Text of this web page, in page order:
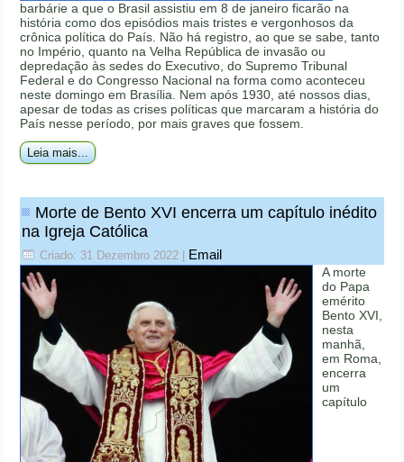
barbárie a que o Brasil assistiu em 8 de janeiro ficarão na
história como dos episódios mais tristes e vergonhosos da
crônica política do País. Não há registro, ao que se sabe, tanto
no Império, quanto na Velha República de invasão ou
depredação às sedes do Executivo, do Supremo Tribunal
Federal e do Congresso Nacional na forma como aconteceu
neste domingo em Brasília. Nem após 1930, até nossos dias,
apesar de todas as crises políticas que marcaram a história do
País nesse período, por mais graves que fossem.
Leia mais...
Morte de Bento XVI encerra um capítulo inédito
na Igreja Católica
Criado: 31 Dezembro 2022 Email
A morte
do Papa
emérito
Bento XVI,
nesta
manhã,
em Roma,
encerra
um
capítulo